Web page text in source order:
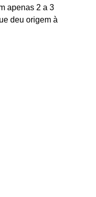
apenas 2 a 3
deu origem à